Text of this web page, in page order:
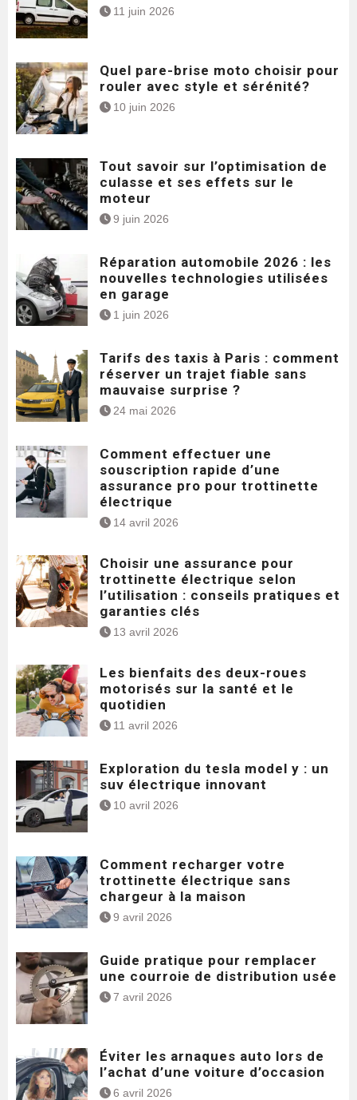
11 juin 2026
Quel pare-brise moto choisir pour
rouler avec style et sérénité?
10 juin 2026
Tout savoir sur l’optimisation de
culasse et ses effets sur le
moteur
9 juin 2026
Réparation automobile 2026 : les
nouvelles technologies utilisées
en garage
1 juin 2026
Tarifs des taxis à Paris : comment
réserver un trajet fiable sans
mauvaise surprise ?
24 mai 2026
Comment effectuer une
souscription rapide d’une
assurance pro pour trottinette
électrique
14 avril 2026
Choisir une assurance pour
trottinette électrique selon
l’utilisation : conseils pratiques et
garanties clés
13 avril 2026
Les bienfaits des deux-roues
motorisés sur la santé et le
quotidien
11 avril 2026
Exploration du tesla model y : un
suv électrique innovant
10 avril 2026
Comment recharger votre
trottinette électrique sans
chargeur à la maison
9 avril 2026
Guide pratique pour remplacer
une courroie de distribution usée
7 avril 2026
Éviter les arnaques auto lors de
l’achat d’une voiture d’occasion
6 avril 2026